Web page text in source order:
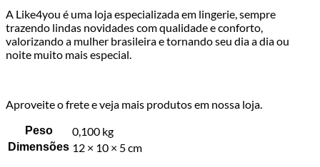
A Like4you é uma loja especializada em lingerie, sempre
trazendo lindas novidades com qualidade e conforto,
valorizando a mulher brasileira e tornando seu dia a dia ou
noite muito mais especial.
Aproveite o frete e veja mais produtos em nossa loja.
Peso 0,100 kg
Dimensões 12 × 10 × 5 cm